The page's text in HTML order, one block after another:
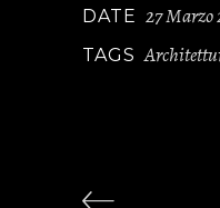
DATE 27 Marzo
TAGS